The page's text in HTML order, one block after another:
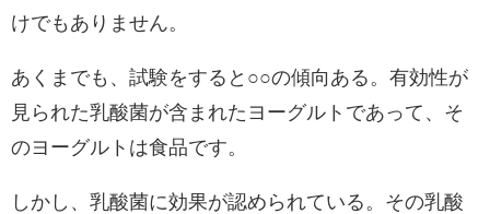
けでもありません。
あくまでも、試験をすると○○の傾向ある。有効性が
見られた乳酸菌が含まれたヨーグルトであって、そ
のヨーグルトは食品です。
しかし、乳酸菌に効果が認められている。その乳酸